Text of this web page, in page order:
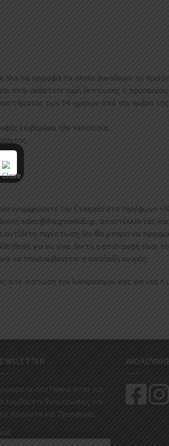
όλα τα έγγραφα τα οποία συνόδευαν το
στην εκάστοτε τιμή έκπτωσης ή
των 14 ημερών από την ημέρα της
επιβαρύνει την τελευταία.
ενημερώσετε την Εταιρεία στο τηλέφωνο
sales@thegreenlab.gr, αποστέλλοντας και
περίπτωση δεν θα μπορεί να
για να γίνει δεκτή η επιστροφή είναι
να περιλαμβάνεται η απόδειξη αγοράς.
είτε πίστωση του λογαριασμού σας για νέα ή
στο ΝewsLetter για
λαμβάνετε Ενημερώσεις για
προϊόντα και Προσφορές